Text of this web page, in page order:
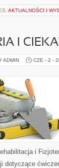
AKTUALNOŚCI I
I
ADMIN CZE - 2 -
i
dotyczące